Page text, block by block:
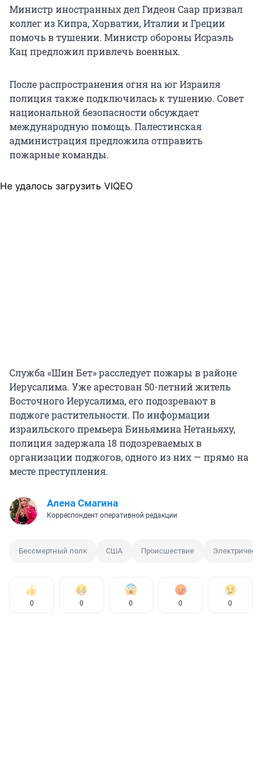
Министр иностранных дел Гидеон Саар призвал
коллег из Кипра, Хорватии, Италии и Греции
помочь в тушении. Министр обороны Исраэль
Кац предложил привлечь военных.
После распространения огня на юг Израиля
полиция также подключилась к тушению. Совет
национальной безопасности обсуждает
международную помощь. Палестинская
администрация предложила отправить
пожарные команды.
Не удалось загрузить VIQEO
Служба «Шин Бет» расследует пожары в районе
Иерусалима. Уже арестован 50-летний житель
Восточного Иерусалима, его подозревают в
поджоге растительности. По информации
израильского премьера Биньямина Нетаньяху,
полиция задержала 18 подозреваемых в
организации поджогов, одного из них — прямо на
месте преступления.
Алена Смагина
Корреспондент оперативной редакции
Бессмертный полк США Происшествие
0 0 0 0 0